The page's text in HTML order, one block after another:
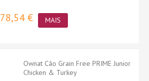
78,54 € MAIS
Ownat Cão Grain Free PRIME Junior
Chicken & Turkey